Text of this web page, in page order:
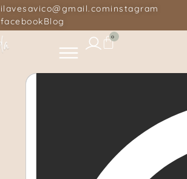
ilavesavico@gmail.cominstagram
facebookBlog
0